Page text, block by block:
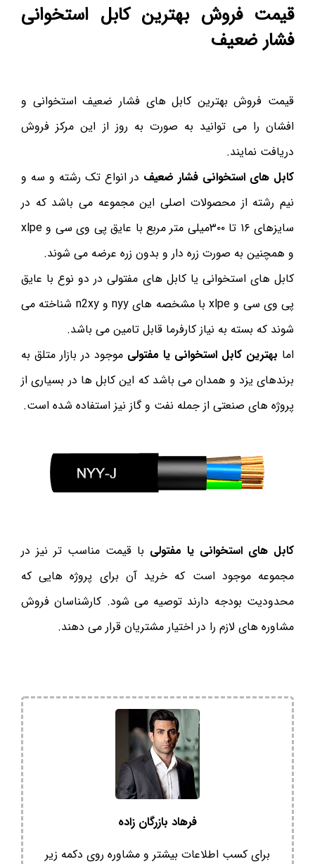
قیمت فروش بهترین کابل استخوانی
فشار ضعیف
قیمت فروش بهترین کابل های فشار ضعیف استخوانی و
افشان را می توانید به صورت به روز از این مرکز فروش
دریافت نمایند.
کابل های استخوانی فشار ضعیف در انواع تک رشته و سه و
نیم رشته از محصولات اصلی این مجموعه می باشد که در
سایزهای ۱۶ تا ۳۰۰میلی متر مربع با عایق پی وی سی و xlpe
و همچنین به صورت زره دار و بدون زره عرضه می شوند.
کابل های استخوانی یا کابل های مفتولی در دو نوع با عایق
پی وی سی و xlpe با مشخصه های nyy و n2xy شناخته می
شوند که بسته به نیاز کارفرما قابل تامین می باشد.
اما بهترین کابل استخوانی یا مفتولی موجود در بازار متلق به
برندهای یزد و همدان می باشد که این کابل ها در بسیاری از
پروژه های صنعتی از جمله نفت و گاز نیز استفاده شده است.
کابل های استخوانی یا مفتولی با قیمت مناسب تر نیز در
مجموعه موجود است که خرید آن برای پروژه هایی که
محدودیت بودجه دارند توصیه می شود. کارشناسان فروش
مشاوره های لازم را در اختیار مشتریان قرار می دهند.
فرهاد بازرگان زاده
برای کسب اطلاعات بیشتر و مشاوره روی دکمه زیر